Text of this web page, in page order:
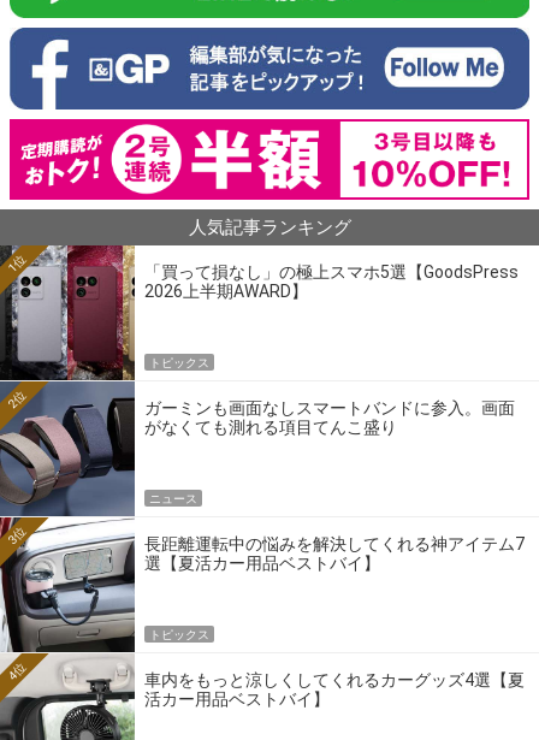
人気記事ランキング
「買って損なし」の極上スマホ5選【GoodsPress
2026上半期AWARD】
1位
トピックス
ガーミンも画面なしスマートバンドに参入。画面
がなくても測れる項目てんこ盛り
2位
ニュース
長距離運転中の悩みを解決してくれる神アイテム7
選【夏活カー用品ベストバイ】
3位
トピックス
車内をもっと涼しくしてくれるカーグッズ4選【夏
活カー用品ベストバイ】
4位